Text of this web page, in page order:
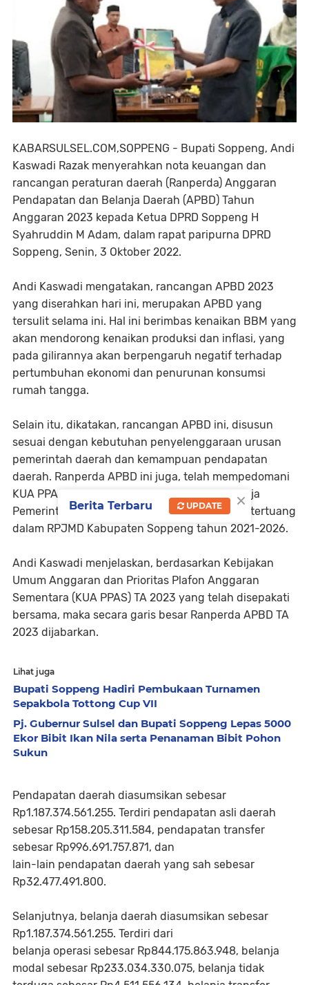
KABARSULSEL.COM,SOPPENG - Bupati Soppeng, Andi
Kaswadi Razak menyerahkan nota keuangan dan
rancangan peraturan daerah (Ranperda) Anggaran
Pendapatan dan Belanja Daerah (APBD) Tahun
Anggaran 2023 kepada Ketua DPRD Soppeng H
Syahruddin M Adam, dalam rapat paripurna DPRD
Soppeng, Senin, 3 Oktober 2022.
Andi Kaswadi mengatakan, rancangan APBD 2023
yang diserahkan hari ini, merupakan APBD yang
tersulit selama ini. Hal ini berimbas kenaikan BBM yang
akan mendorong kenaikan produksi dan inflasi, yang
pada gilirannya akan berpengaruh negatif terhadap
pertumbuhan ekonomi dan penurunan konsumsi
rumah tangga.
Selain itu, dikatakan, rancangan APBD ini, disusun
sesuai dengan kebutuhan penyelenggaraan urusan
pemerintah daerah dan kemampuan pendapatan
daerah. Ranperda APBD ini juga, telah mempedomani
KUA PPAS yang didasarkan pada Rencana Kerja
Pemerintah Daerah tahun 2023 sebagaimana tertuang
dalam RPJMD Kabupaten Soppeng tahun 2021-2026.
Andi Kaswadi menjelaskan, berdasarkan Kebijakan
Umum Anggaran dan Prioritas Plafon Anggaran
Sementara (KUA PPAS) TA 2023 yang telah disepakati
bersama, maka secara garis besar Ranperda APBD TA
2023 dijabarkan.
Lihat juga
Bupati Soppeng Hadiri Pembukaan Turnamen
Sepakbola Tottong Cup VII
Pj. Gubernur Sulsel dan Bupati Soppeng Lepas 5000
Ekor Bibit Ikan Nila serta Penanaman Bibit Pohon
Sukun
Pendapatan daerah diasumsikan sebesar
Rp1.187.374.561.255. Terdiri pendapatan asli daerah
sebesar Rp158.205.311.584, pendapatan transfer
sebesar Rp996.691.757.871, dan
lain-lain pendapatan daerah yang sah sebesar
Rp32.477.491.800.
Selanjutnya, belanja daerah diasumsikan sebesar
Rp1.187.374.561.255. Terdiri dari
belanja operasi sebesar Rp844.175.863.948, belanja
modal sebesar Rp233.034.330.075, belanja tidak
×
Berita Terbaru UPDATE